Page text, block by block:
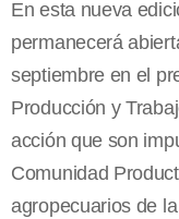
En esta nueva
permanecerá
septiembre en el
Producción y
acción que son
Comunidad
agropecuarios de